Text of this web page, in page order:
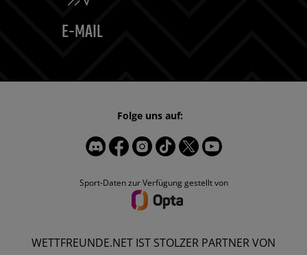
E-MAIL
Sport-Daten zur Verfügung gestellt von
Folge uns auf:
WETTFREUNDE.NET IST STOLZER PARTNER VON